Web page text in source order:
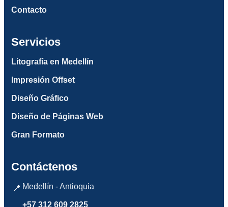
Contacto
Servicios
Litografía en Medellín
Impresión Offset
Diseño Gráfico
Diseño de Páginas Web
Gran Formato
Contáctenos
📍 Medellín - Antioquia
+57 312 609 2825